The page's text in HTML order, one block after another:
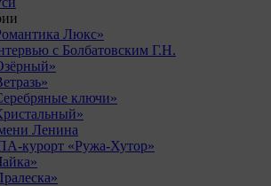
Люкс»
с Болбатовским Г.Н.
ключи»
Ленина
курорт «Ружа-Хутор»